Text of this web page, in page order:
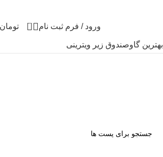
ورود / فرم ثبت نام 0 تومان
بهترین گاوصندوق زیر ویترینی